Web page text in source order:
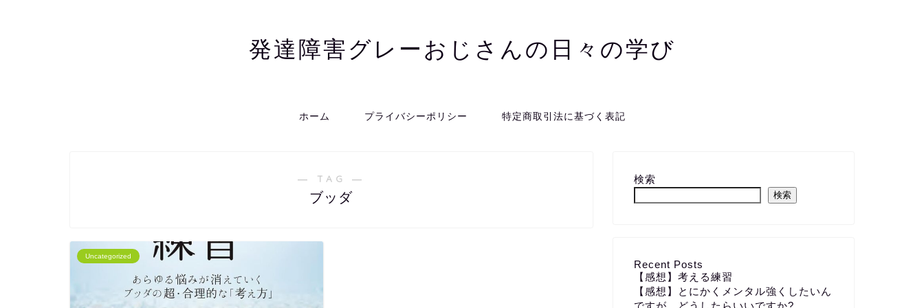
発達障害グレーおじさんの日々の学び
ホーム プライバシーポリシー 特定商取引法に基づく表記
― TAG ―
ブッダ
Uncategorized
検索
検索
Recent Posts
【感想】考える練習
【感想】とにかくメンタル強くしたいん
ですが、どうしたらいいですか?